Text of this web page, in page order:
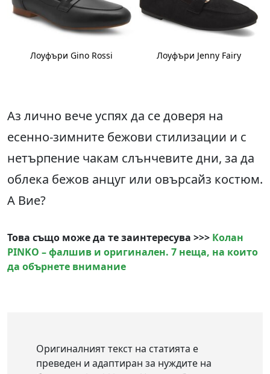
Лоуфъри Gino Rossi Лоуфъри Jenny Fairy
Аз лично вече успях да се доверя на
есенно-зимните бежови стилизации и с
нетърпение чакам слънчевите дни, за да
облека бежов анцуг или овърсайз костюм.
А Вие?
Това също може да те заинтересува >>> Колан
PINKO – фалшив и оригинален. 7 неща, на които
да обърнете внимание
Оригиналният текст на статията е
преведен и адаптиран за нуждите на